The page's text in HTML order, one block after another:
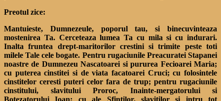
Preotul zice:
Mantuieste, Dumnezeule, poporul tau, si binecuvinteaza
mostenirea Ta. Cerceteaza lumea Ta cu mila si cu indurari.
Inalta fruntea drept-maritorilor crestini si trimite peste toti
milele Tale cele bogate. Pentru rugaciunile Preacuratei Stapanei
noastre de Dumnezeu Nascatoarei si pururea Fecioarei Maria;
cu puterea cinstitei si de viata facatoarei Cruci; cu folosintele
cinstitelor ceresti puteri celor fara de trup; pentru rugaciunile
cinstitului, slavitului Proroc, Inainte-mergatorului si
Botezatorului Ioan; cu ale Sfintilor, slavitilor si intru tot